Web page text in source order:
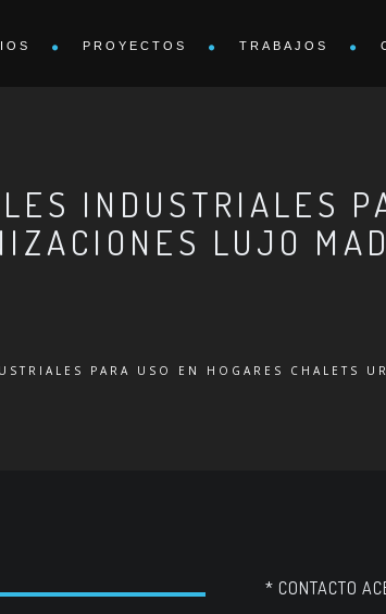
PROYECTOS TRABAJOS
INDUSTRIALES
LUJO
PARA USO EN HOGARES CHALETS
* CONTACTO